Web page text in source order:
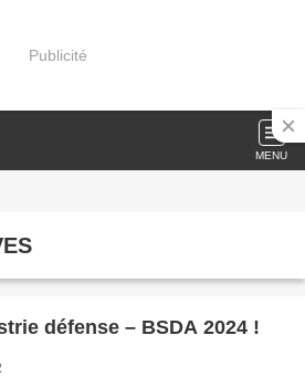
Publicité
MENU
défense – BSDA 2024 !